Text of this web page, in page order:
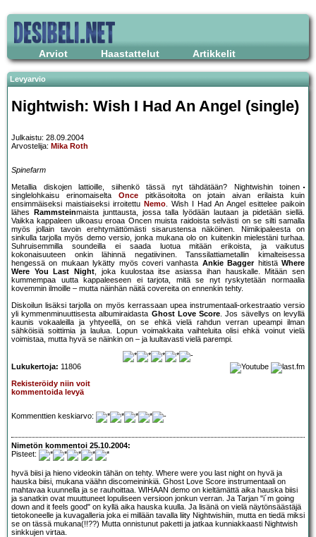
Arviot Haastattelut Artikkelit
Levyarvio
Nightwish: Wish I Had An Angel (single)
Julkaistu: 28.09.2004
Arvostelija: Mika Roth
Spinefarm
Metallia diskojen lattioille, siihenkö tässä nyt tähdätään? Nightwishin toinen
singlelohkaisu erinomaiselta Oncepitkäsoitolta on jotain aivan erilaista kuin
ensimmäiseksi maistiaiseksi irroitettu Nemo. Wish I Had An Angel esittelee paikoin
lähes
Rammsteinmaista junttausta, jossa talla lyödään lautaan ja pidetään siellä.
Vaikka kappaleen ulkoasu eroaa Oncen muista raidoista selvästi on se silti samalla
myös jollain tavoin erehtymättömästi sisarustensa näköinen. Nimikipaleesta on
sinkulla tarjolla myös demo versio, jonka mukana olo on kuitenkin mielestäni turhaa.
Suhruisemmilla soundeilla ei saada luotua mitään erikoista, ja vaikutus
kokonaisuuteen onkin lähinnä negatiivinen. Tanssilattiametallin kimalteisessa
hengessä on mukaan lykätty myös coveri vanhasta Ankie BaggerhitistäWhere
Were You Last Night, joka kuulostaa itse asiassa ihan hauskalle. Mitään sen
kummempaa uutta kappaleeseen ei tarjota, mitä se nyt ryskytetään normaalia
kovemmin ilmoille – mutta näinhän näitä covereita on ennenkin tehty.
Diskoilun lisäksi tarjolla on myös kerrassaan upea instrumentaali-orkestraatio versio
yli kymmenminuuttisesta albumiraidasta Ghost Love Score. Jos sävellys on levyllä
kaunis vokaaleilla ja yhtyeellä, on se ehkä vielä rahdun verran upeampi ilman
sähköisiä soittimia ja laulua. Lopun voimakkaita vaihteluita olisi ehkä voinut vielä
voimistaa, mutta hyvä se näinkin on – ja luultavasti vielä parempi.
Lukukertoja: 11806
Rekisteröidy niin voit
kommentoida levyä
Kommenttien keskiarvo:
Nimetön kommentoi 25.10.2004:
Pisteet:
hyvä biisi ja hieno videokin tähän on tehty. Where were you last night on hyvä ja
hauska biisi, mukana väähn discomeininkiä. Ghost Love Score instrumentaali on
mahtavaa kuunnella ja se rauhoittaa. WIHAAN demo on kieltämättä aika hauska biisi
ja sanatkin ovat muuttuneet lopuliseen versioon jonkun verran. Ja Tarjan "i´m going
down and it feels good" on kyllä aika hauska kuulla. Ja lisänä on vielä näytönsäästäjä
tietokoneelle ja kuvagalleria joka ei millään tavalla liity Nightwishiin, mutta en tiedä miksi
se on tässä mukana(!!??) Mutta onnistunut paketti ja jatkaa kunniakkaasti Nightwish
sinkkujen virtaa.